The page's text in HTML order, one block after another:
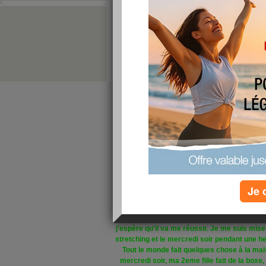
COUCOU A
Tout d'abord un grand merci à toutes
nouvelles et mon
En effet, je ne fessait plus de blog mais
Pourqoui cette absence. J'ai eu une
énorme fatigue et une bonne prise de
j'avais perdu. Le médecin ma changé
nouveau bilan dans 2 mois mais avant je
ma trouvé un granulome au petit doigt au
quoi qu'il arrive avec l'opération il risque de
. Et pour couronner le tous, je
osthéo pour qu'il me la
J'ai également fait des séance de
j'espère qu'il va me réussir. Je me suis
stretching et le mercredi soir pendant une
Tout le monde fait quelques chose à la
mercredi soir, ma 2eme fille fait de la
Je